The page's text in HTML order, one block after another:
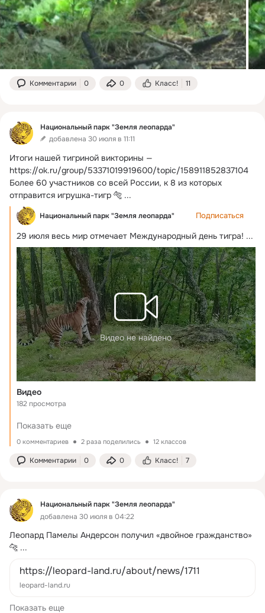
Комментарии 0 0 Класс! 11
Национальный парк "Земля леопарда"
добавлена 30 июля в 11:11
Итоги нашей тигриной викторины —
https://ok.ru/group/53371019919600/topic/158911852837104
Более 60 участников со всей России, к 8 из которых
отправится игрушка-тигр 🐅 ...
Национальный парк "Земля леопарда" Подписаться
29 июля весь мир отмечает Международный день тигра! ...
Видео не найдено
Видео
182 просмотра
Показать еще
0 комментариев 2 раза поделились 12 классов
Комментарии 0 0 Класс! 7
Национальный парк "Земля леопарда"
добавлена 30 июля в 04:22
Леопард Памелы Андерсон получил «двойное гражданство»
🐆 ...
https://leopard-land.ru/about/news/1711
leopard-land.ru
Показать еще